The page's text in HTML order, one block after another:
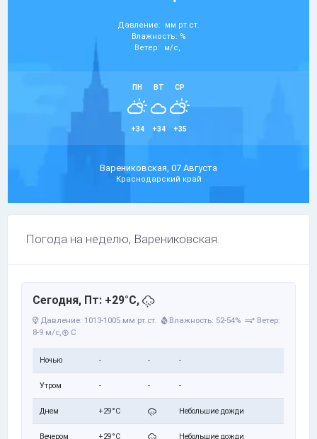
Давление: мм рт.ст.
Влажность: %
Ветер: м/с,
ПН
+34
ВТ
+34
СР
+35
Варениковская, 07 Августа
Краснодарский край
Погода на неделю, Варениковская.
Сегодня, Пт: +29°C,
Давление: 1013-1005 мм рт.ст. Влажность: 52-54%
Ветер:
8-9 м/с,
С
Ночью - - -
Утром - - -
Днем +29°C Небольшие дожди
Вечером +29°C Небольшие дожди